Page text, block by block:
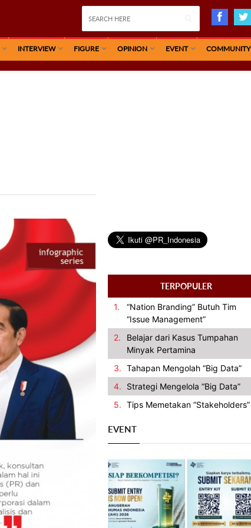
INTERVIEW FIGURE OPINION EVENT COMMUNITY
TERPOPULER
1.
“Nation Branding” Butuh Tim
“Issue Management”
2.
Belajar dari Kasus Tumpahan
Minyak Pertamina
3. Tahapan Mengolah “Big Data”
4.
Strategi Mengelola “Big Data”
5. Tips Memetakan “Stakeholders”
EVENT
Previous